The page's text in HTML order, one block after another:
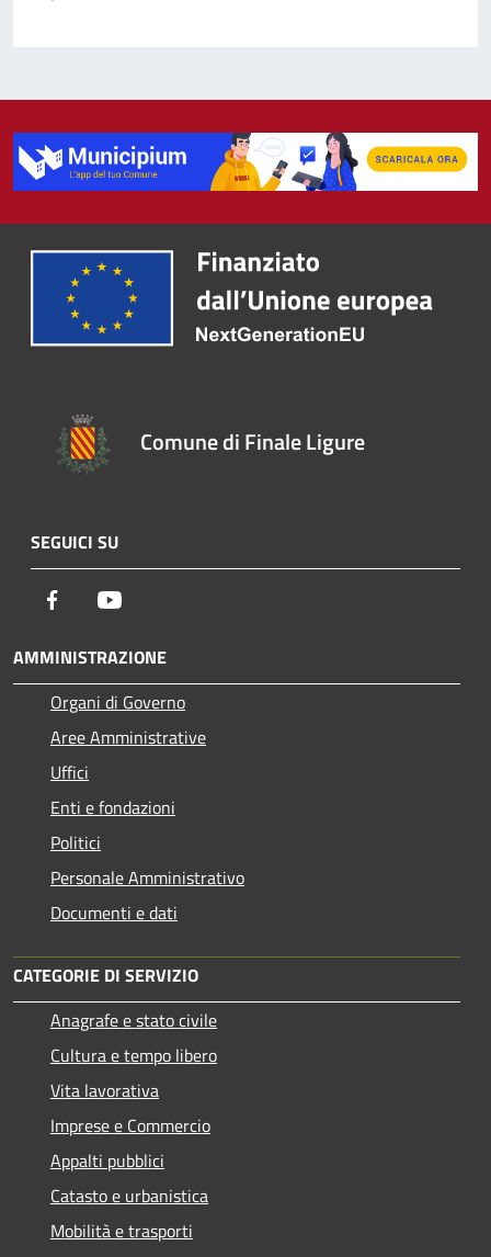
Comune di Finale Ligure
SEGUICI SU
Facebook
AMMINISTRAZIONE
Organi di Governo
Aree Amministrative
Uffici
Enti e fondazioni
Politici
Personale Amministrativo
Documenti e dati
CATEGORIE DI SERVIZIO
Anagrafe e stato civile
Cultura e tempo libero
Vita lavorativa
Imprese e Commercio
Appalti pubblici
Catasto e urbanistica
Mobilità e trasporti